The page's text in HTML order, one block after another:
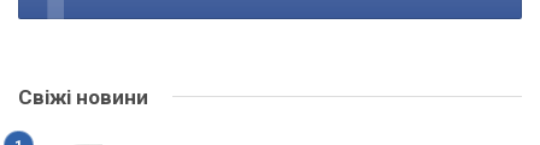
Свіжі новини